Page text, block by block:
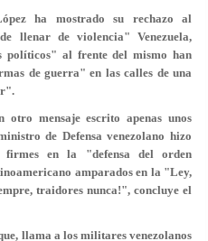
ha mostrado su rechazo al
llenar de violencia" Venezuela,
políticos" al frente del mismo han
de guerra" en las calles de una
otro mensaje escrito apenas unos
de Defensa venezolano hizo
firmes en la "defensa del orden
amparados en la "Ley,
traidores nunca!", concluye el
llama a los militares venezolanos